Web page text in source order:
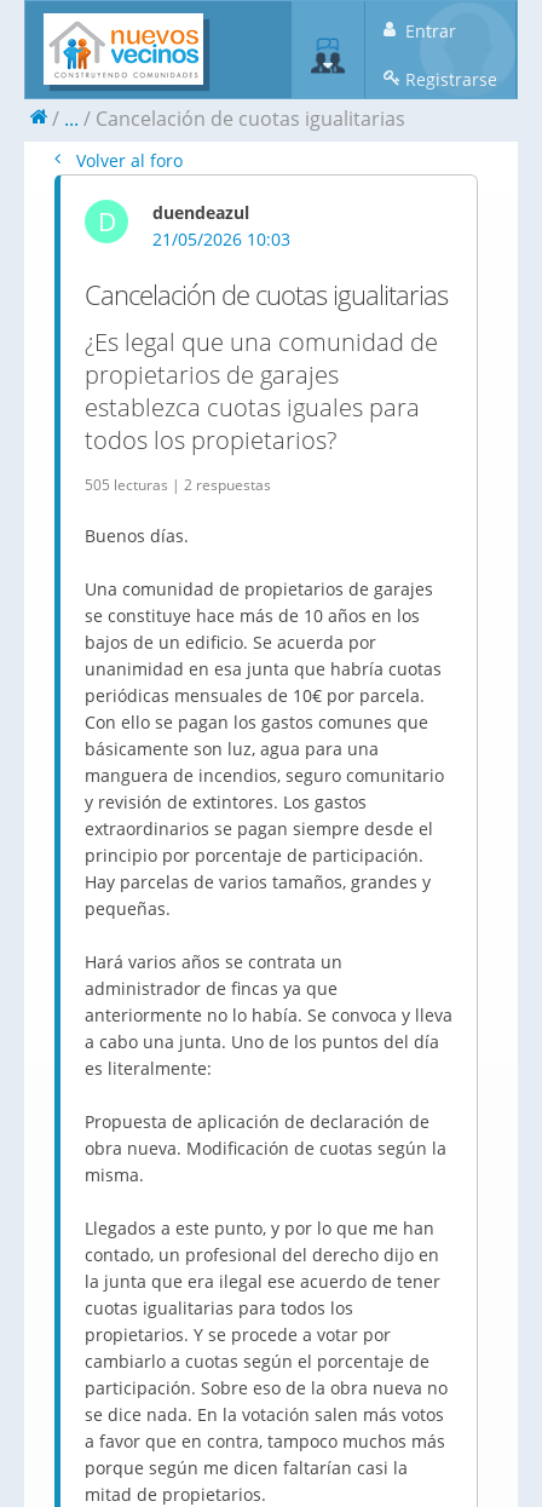
Entrar
Registrarse
... Cancelación de cuotas igualitarias
Volver al foro
D
duendeazul
21/05/2026 10:03
Cancelación de cuotas igualitarias
¿Es legal que una comunidad de
propietarios de garajes
establezca cuotas iguales para
todos los propietarios?
505 lecturas | 2 respuestas
Buenos días.
Una comunidad de propietarios de garajes
se constituye hace más de 10 años en los
bajos de un edificio. Se acuerda por
unanimidad en esa junta que habría cuotas
periódicas mensuales de 10€ por parcela.
Con ello se pagan los gastos comunes que
básicamente son luz, agua para una
manguera de incendios, seguro comunitario
y revisión de extintores. Los gastos
extraordinarios se pagan siempre desde el
principio por porcentaje de participación.
Hay parcelas de varios tamaños, grandes y
pequeñas.
Hará varios años se contrata un
administrador de fincas ya que
anteriormente no lo había. Se convoca y lleva
a cabo una junta. Uno de los puntos del día
es literalmente:
Propuesta de aplicación de declaración de
obra nueva. Modificación de cuotas según la
misma.
Llegados a este punto, y por lo que me han
contado, un profesional del derecho dijo en
la junta que era ilegal ese acuerdo de tener
cuotas igualitarias para todos los
propietarios. Y se procede a votar por
cambiarlo a cuotas según el porcentaje de
participación. Sobre eso de la obra nueva no
se dice nada. En la votación salen más votos
a favor que en contra, tampoco muchos más
porque según me dicen faltarían casi la
mitad de propietarios.